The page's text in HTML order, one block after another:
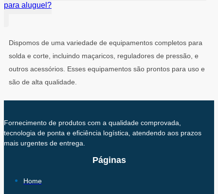
para aluguel?
Dispomos de uma variedade de equipamentos completos para
solda e corte, incluindo maçaricos, reguladores de pressão, e
outros acessórios. Esses equipamentos são prontos para uso e
são de alta qualidade.
Fornecimento de produtos com a qualidade comprovada,
tecnologia de ponta e eficiência logística, atendendo aos prazos
mais urgentes de entrega.
Páginas
Home